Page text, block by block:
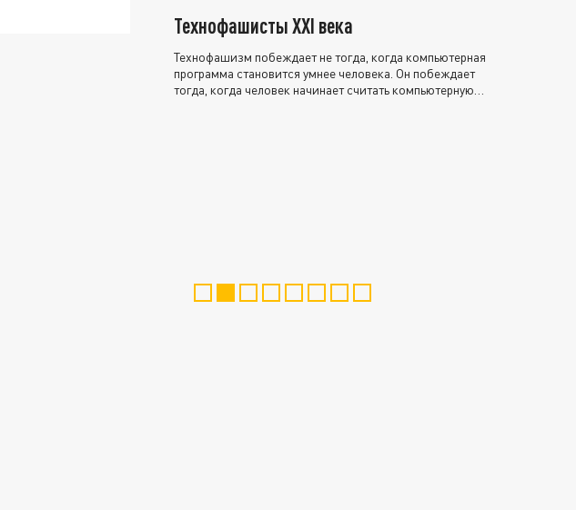
Технофашисты XXI века
Технофашизм побеждает не тогда, когда компьютерная
программа становится умнее человека. Он побеждает
тогда, когда человек начинает считать компьютерную